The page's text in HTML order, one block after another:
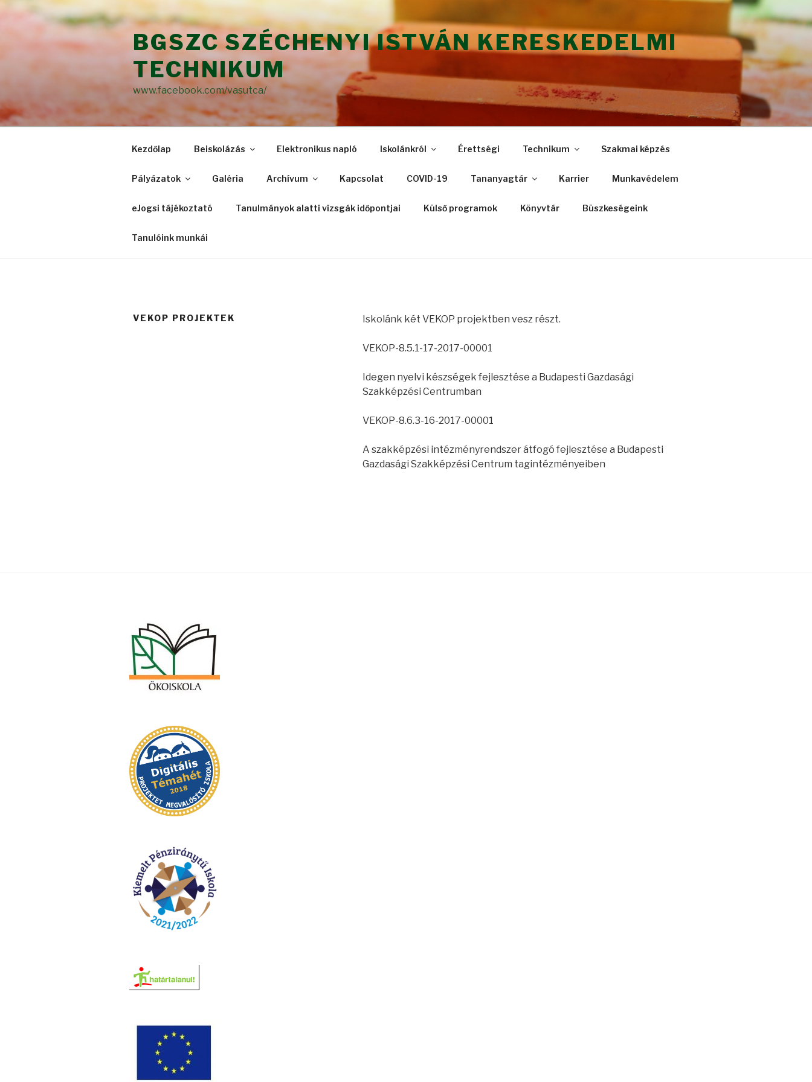
Tartalomhoz
BGSZC SZÉCHENYI ISTVÁN KERESKEDELMI
TECHNIKUM
www.facebook.com/vasutca/
Kezdőlap Beiskolázás Elektronikus napló Iskolánkról Érettségi Technikum Szakmai képzés
Pályázatok Galéria Archívum Kapcsolat COVID-19 Tananyagtár Karrier Munkavédelem
eJogsi tájékoztató Tanulmányok alatti vizsgák időpontjai Külső programok Könyvtár Büszkeségeink
Tanulóink munkái
VEKOP PROJEKTEK Iskolánk két VEKOP projektben vesz részt.
VEKOP-8.5.1-17-2017-00001
Idegen nyelvi készségek fejlesztése a Budapesti Gazdasági
Szakképzési Centrumban
VEKOP-8.6.3-16-2017-00001
A szakképzési intézményrendszer átfogó fejlesztése a Budapesti
Gazdasági Szakképzési Centrum tagintézményeiben